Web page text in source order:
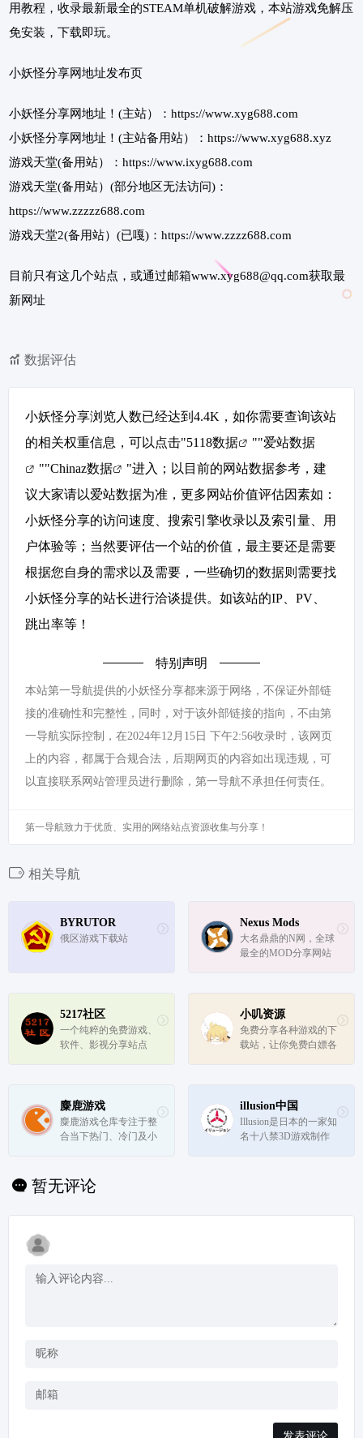
用教程，收录最新最全的STEAM单机破解游戏，本站游戏免解压
免安装，下载即玩。
小妖怪分享网地址发布页
小妖怪分享网地址！(主站）：https://www.xyg688.com
小妖怪分享网地址！(主站备用站）：https://www.xyg688.xyz
游戏天堂(备用站）：https://www.ixyg688.com
游戏天堂(备用站）(部分地区无法访问)：
https://www.zzzzz688.com
游戏天堂2(备用站）(已嘎)：https://www.zzzz688.com
目前只有这几个站点，或通过邮箱www.xyg688@qq.com获取最
新网址
数据评估
小妖怪分享浏览人数已经达到4.4K，如你需要查询该站
的相关权重信息，可以点击"5118数据 ""爱站数据
""Chinaz数据
"进入；以目前的网站数据参考，建
议大家请以爱站数据为准，更多网站价值评估因素如：
小妖怪分享的访问速度、搜索引擎收录以及索引量、用
户体验等；当然要评估一个站的价值，最主要还是需要
根据您自身的需求以及需要，一些确切的数据则需要找
小妖怪分享的站长进行洽谈提供。如该站的IP、PV、
跳出率等！
特别声明
本站第一导航提供的小妖怪分享都来源于网络，不保证外部链
接的准确性和完整性，同时，对于该外部链接的指向，不由第
一导航实际控制，在2024年12月15日 下午2:56收录时，该网页
上的内容，都属于合规合法，后期网页的内容如出现违规，可
以直接联系网站管理员进行删除，第一导航不承担任何责任。
第一导航致力于优质、实用的网络站点资源收集与分享！
相关导航
BYRUTOR
俄区游戏下载站
Nexus Mods
大名鼎鼎的N网，全球
最全的MOD分享网站
5217社区
一个纯粹的免费游戏、
软件、影视分享站点
小叽资源
免费分享各种游戏的下
载站，让你免费白嫖各
到，需要什么游戏搜索
即可，每款游戏都有介
绍和保姆级的安装教
麋鹿游戏
麋鹿游戏仓库专注于整
合当下热门、冷门及小
找游戏，认准麋鹿游戏
仓库！经过多年努力麋
illusion中国
Illusion是日本的一家知
名十八禁3D游戏制作
暂无评论